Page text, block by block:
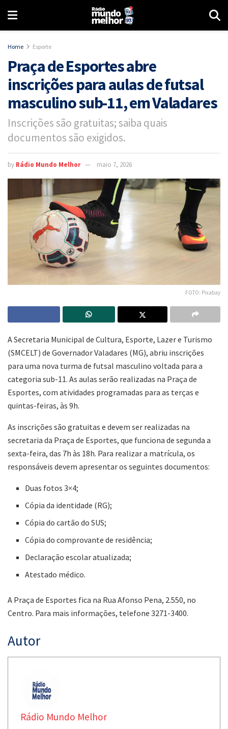
Home Esporte
Praça de Esportes abre
inscrições para aulas de futsal
masculino sub-11, em Valadares
Inscrições são gratuitas; saiba quais
documentos são exigidos.
by Rádio Mundo Melhor maio 7, 2026
FOTO: Pixabay
A Secretaria Municipal de Cultura, Esporte, Lazer e Turismo
(SMCELT) de Governador Valadares (MG), abriu inscrições
para uma nova turma de futsal masculino voltada para a
categoria sub-11. As aulas serão realizadas na Praça de
Esportes, com atividades programadas para as terças e
quintas-feiras, às 9h.
As inscrições são gratuitas e devem ser realizadas na
secretaria da Praça de Esportes, que funciona de segunda a
sexta-feira, das 7h às 18h. Para realizar a matrícula, os
responsáveis devem apresentar os seguintes documentos:
Duas fotos 3×4;
Cópia da identidade (RG);
Cópia do cartão do SUS;
Cópia do comprovante de residência;
Declaração escolar atualizada;
Atestado médico.
A Praça de Esportes fica na Rua Afonso Pena, 2.550, no
Centro. Para mais informações, telefone 3271-3400.
Autor
Rádio Mundo Melhor